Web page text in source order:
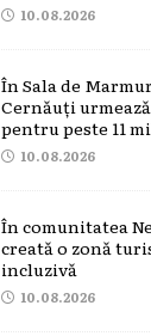
10.08.2026
În Sala de
Cernăuți
pentru peste 11
10.08.2026
În comunitatea
creată o zonă
incluzivă
10.08.2026